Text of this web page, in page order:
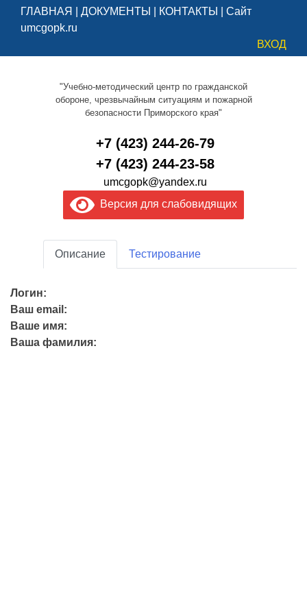
ГЛАВНАЯ ДОКУМЕНТЫ КОНТАКТЫ
Сайт
umcgopk.ru
ВХОД
"Учебно-методический центр по гражданской
обороне, чрезвычайным ситуациям и пожарной
безопасности Приморского края"
+7 (423) 244-26-79
+7 (423) 244-23-58
umcgopk@yandex.ru
Версия для слабовидящих
Описание Тестирование
Логин:
Ваш email:
Ваше имя:
Ваша фамилия: